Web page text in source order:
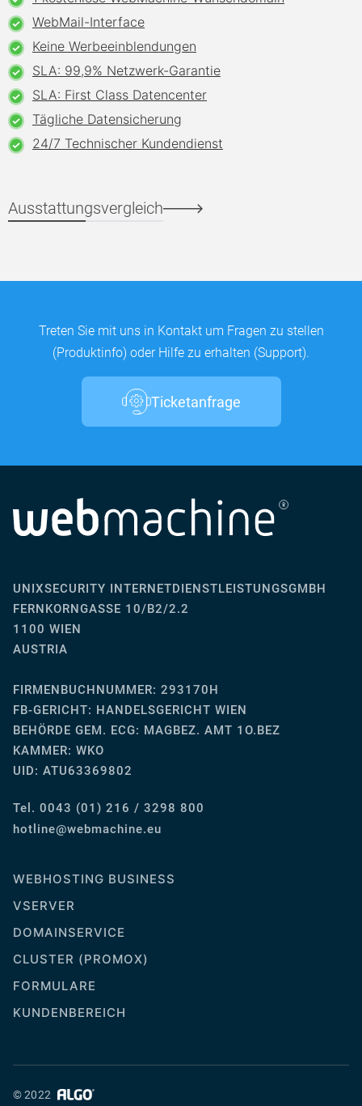
WebMail-Interface
Keine Werbeeinblendungen
SLA: 99,9% Netzwerk-Garantie
SLA: First Class Datencenter
Tägliche Datensicherung
24/7 Technischer Kundendienst
Ausstattungsvergleich
Ticketanfrage
Treten Sie mit uns in Kontakt um Fragen zu stellen
(Produktinfo) oder Hilfe zu erhalten (Support).
UNIXSECURITY INTERNETDIENSTLEISTUNGSGMBH
FERNKORNGASSE 10/B2/2.2
1100 WIEN
AUSTRIA
FIRMENBUCHNUMMER: 293170H
FB-GERICHT: HANDELSGERICHT WIEN
BEHÖRDE GEM. ECG: MAGBEZ. AMT 1O.BEZ
KAMMER: WKO
UID: ATU63369802
Tel. 0043 (01) 216 / 3298 800
ue.enihcambew@eniltoh
WEBHOSTING BUSINESS
VSERVER
DOMAINSERVICE
CLUSTER (PROMOX)
FORMULARE
KUNDENBEREICH
© 2022